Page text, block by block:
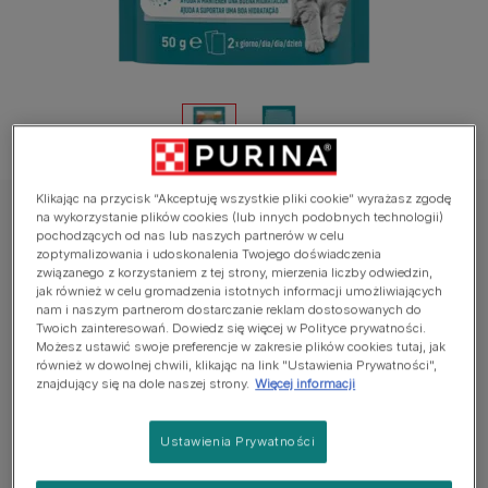
PURINA® ONE®
Purina® ONE® Hydralife – karma
uzupełniająca dla kotów o smaku kurczaka
Average:5 (1vote)
Dostępne rozmiary: 50g
Pomaga wspierać prawidłowe nawodnienie Twojego
Klikając na przycisk “Akceptuję wszystkie pliki cookie” wyrażasz zgodę
na wykorzystanie plików cookies (lub innych podobnych technologii)
pochodzących od nas lub naszych partnerów w celu
zoptymalizowania i udoskonalenia Twojego doświadczenia
związanego z korzystaniem z tej strony, mierzenia liczby odwiedzin,
jak również w celu gromadzenia istotnych informacji umożliwiających
nam i naszym partnerom dostarczanie reklam dostosowanych do
Twoich zainteresowań. Dowiedz się więcej w Polityce prywatności.
Możesz ustawić swoje preferencje w zakresie plików cookies tutaj, jak
również w dowolnej chwili, klikając na link "Ustawienia Prywatności",
znajdujący się na dole naszej strony. Więcej informacji
Ustawienia Prywatności